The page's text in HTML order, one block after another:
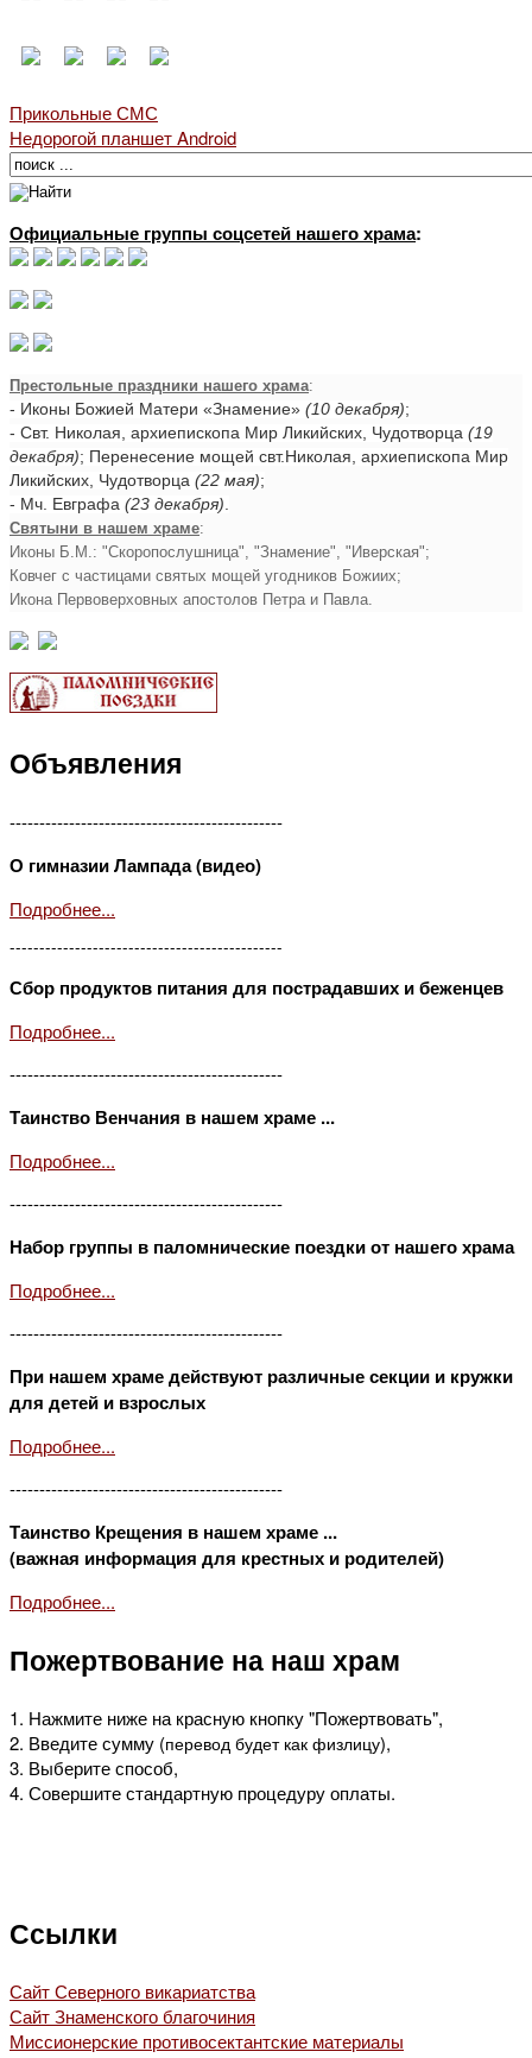
Прикольные СМС
Недорогой планшет Android
Официальные группы соцсетей нашего храма:
Престольные праздники нашего храма:
- Иконы Божией Матери «Знамение» (10 декабря);
- Свт. Николая, архиепископа Мир Ликийских, Чудотворца (19
декабря); Перенесение мощей свт.Николая, архиепископа Мир
Ликийских, Чудотворца (22 мая);
- Мч. Евграфа (23 декабря)
Святыни в нашем храме:
Иконы Б.М.: "Скоропослушница", "Знамение", "Иверская";
Ковчег с частицами святых мощей угодников Божиих;
Икона Первоверховных апостолов Петра и Павла.
Объявления
----------------------------------------------
О гимназии Лампада (видео)
Подробнее...
----------------------------------------------
Сбор продуктов питания для пострадавших и беженцев
Подробнее...
----------------------------------------------
Таинство Венчания в нашем храме ...
Подробнее...
----------------------------------------------
Набор группы в паломнические поездки от нашего храма
Подробнее...
----------------------------------------------
При нашем храме действуют различные секции и кружки
для детей и взрослых
Подробнее...
----------------------------------------------
Таинство Крещения в нашем храме ...
(важная информация для крестных и родителей)
Подробнее...
Пожертвование на наш храм
1. Нажмите ниже на красную кнопку "Пожертвовать",
2. Введите сумму (перевод будет как физлицу),
3. Выберите способ,
4. Совершите стандартную процедуру оплаты.
Ссылки
Сайт Северного викариатства
Сайт Знаменского благочиния
Миссионерские противосектантские материалы